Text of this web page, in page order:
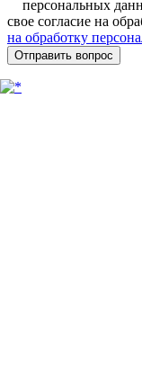
персональных
свое согласие на
на обработку